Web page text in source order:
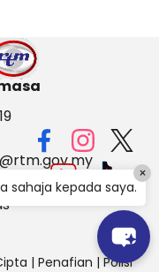
| Penafian | Polisi
sahaja kepada saya.
×